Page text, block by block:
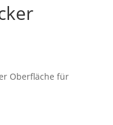
Oberfläche für